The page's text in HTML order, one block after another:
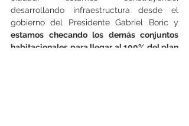
desarrollando infraestructura desde el
gobierno del Presidente Gabriel Boric y
estamos checando los demás conjuntos
habitacionales para llegar al 100% del plan